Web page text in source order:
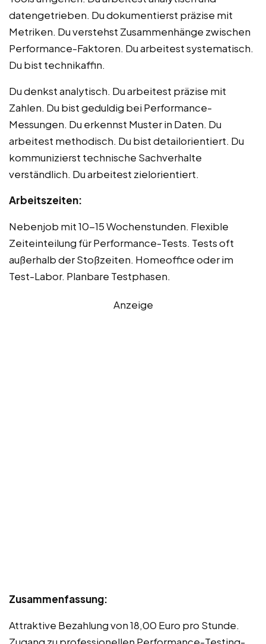
datengetrieben. Du dokumentierst präzise mit
Metriken. Du verstehst Zusammenhänge zwischen
Performance-Faktoren. Du arbeitest systematisch.
Du bist technikaffin.
Du denkst analytisch. Du arbeitest präzise mit
Zahlen. Du bist geduldig bei Performance-
Messungen. Du erkennst Muster in Daten. Du
arbeitest methodisch. Du bist detailorientiert. Du
kommunizierst technische Sachverhalte
verständlich. Du arbeitest zielorientiert.
Arbeitszeiten:
Nebenjob mit 10-15 Wochenstunden. Flexible
Zeiteinteilung für Performance-Tests. Tests oft
außerhalb der Stoßzeiten. Homeoffice oder im
Test-Labor. Planbare Testphasen.
Anzeige
Zusammenfassung:
Attraktive Bezahlung von 18,00 Euro pro Stunde.